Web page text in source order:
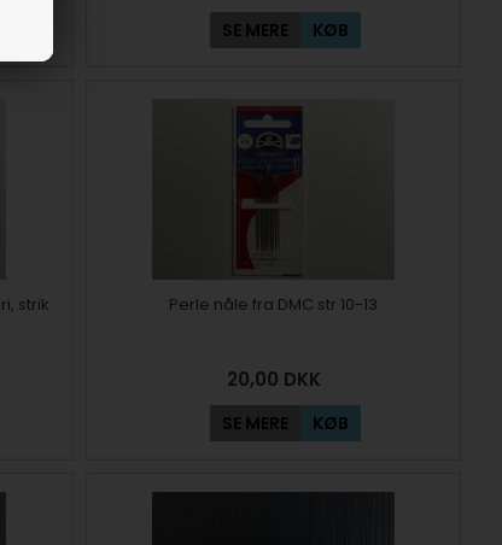
SE MERE KØB
strik
Perle nåle fra DMC str 10-13
20,00 DKK
SE MERE KØB